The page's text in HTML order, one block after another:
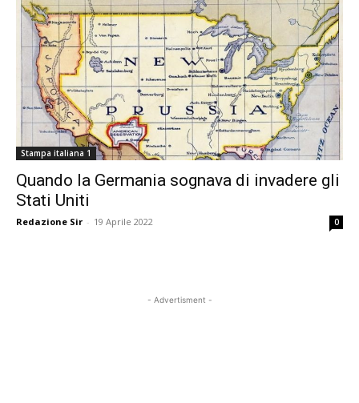
Stampa italiana 1
Quando la Germania sognava di invadere gli
Stati Uniti
Redazione Sir - 19 Aprile 2022 0
- Advertisment -